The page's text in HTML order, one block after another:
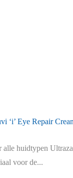
‘i’ Eye Repair
alle huidtypen
voor de...